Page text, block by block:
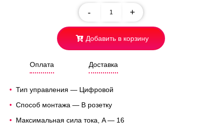
- +
Добавить в корзину
Оплата Доставка
Тип управления — Цифровой
Способ монтажа — В розетку
Максимальная сила тока, A — 16